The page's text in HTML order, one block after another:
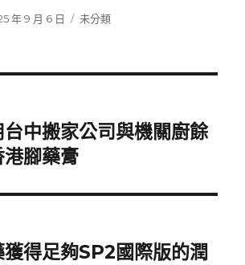
年 9 月 6 日
分
未分類
中搬家公司與機關廚餘
港腳藥膏
得足夠SP2國際版的潤